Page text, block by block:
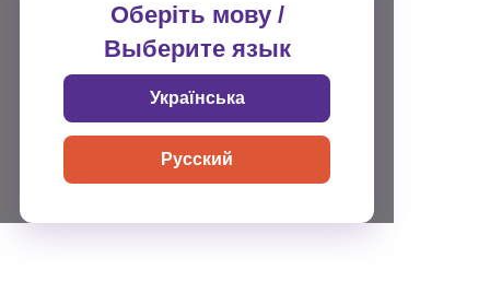
Оберіть мову /
Выберите язык
Українська
Русский